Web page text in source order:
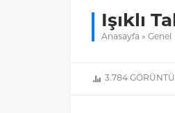
Işıklı
Anasayfa » Genel
3.784